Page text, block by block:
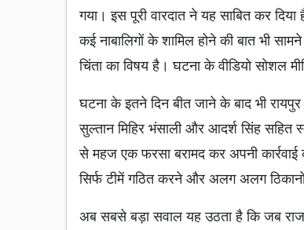
गया। इस पूरी वारदात ने यह साबित कर
कई नाबालिगों के शामिल होने की बात भी
चिंता का विषय है। घटना के वीडियो सोशल
घटना के इतने दिन बीत जाने के बाद भी
सुल्तान मिहिर भंसाली और आदर्श सिंह
से महज एक फरसा बरामद कर अपनी
सिर्फ टीमें गठित करने और अलग अलग ठिकानों
अब सबसे बड़ा सवाल यह उठता है कि जब